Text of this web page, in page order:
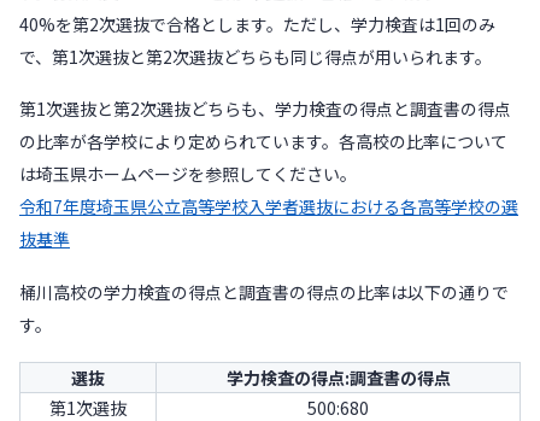
40%を第2次選抜で合格とします。ただし、学力検査は1回のみ
で、第1次選抜と第2次選抜どちらも同じ得点が用いられます。
第1次選抜と第2次選抜どちらも、学力検査の得点と調査書の得点
の比率が各学校により定められています。各高校の比率について
は埼玉県ホームページを参照してください。
令和7年度埼玉県公立高等学校入学者選抜における各高等学校の選
抜基準
桶川高校の学力検査の得点と調査書の得点の比率は以下の通りで
す。
選抜
学力検査の得点:調査書の得点
第1次選抜
500:680